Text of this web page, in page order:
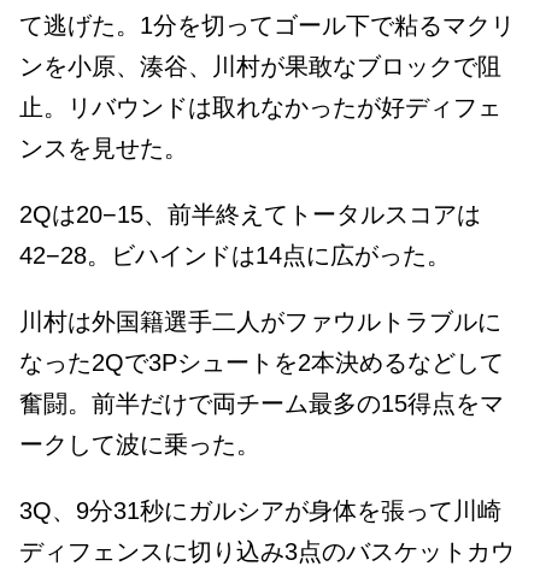
て逃げた。1分を切ってゴール下で粘るマクリ
ンを小原、湊谷、川村が果敢なブロックで阻
止。リバウンドは取れなかったが好ディフェ
ンスを見せた。
2Qは20−15、前半終えてトータルスコアは
42−28。ビハインドは14点に広がった。
川村は外国籍選手二人がファウルトラブルに
なった2Qで3Pシュートを2本決めるなどして
奮闘。前半だけで両チーム最多の15得点をマ
ークして波に乗った。
3Q、9分31秒にガルシアが身体を張って川崎
ディフェンスに切り込み3点のバスケットカウ